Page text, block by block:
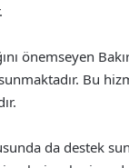
önemseyen
Bu
da destek